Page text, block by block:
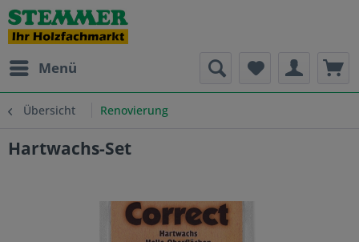
Menü
Übersicht Renovierung
Hartwachs-Set